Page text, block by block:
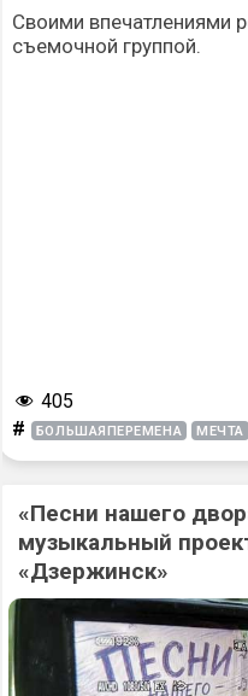
Своими впечатлениями
съемочной группой.
405
# БОЛЬШАЯПЕРЕМЕНА МЕЧТА
«Песни нашего
музыкальный
«Дзержинск»